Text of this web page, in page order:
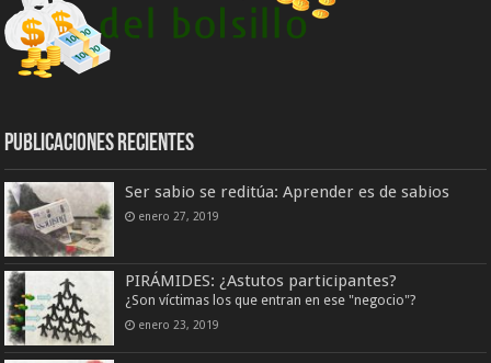
Publicaciones Recientes
Ser sabio se reditúa: Aprender es de sabios
enero 27, 2019
PIRÁMIDES: ¿Astutos participantes?
¿Son víctimas los que entran en ese "negocio"?
enero 23, 2019